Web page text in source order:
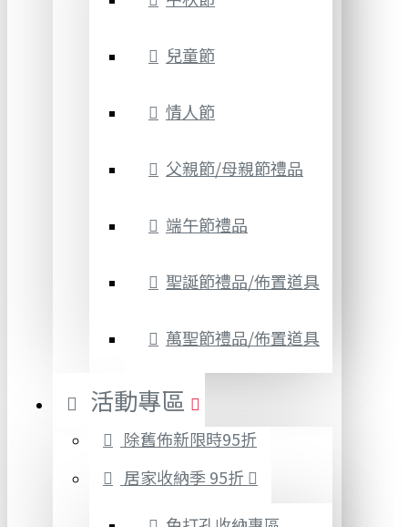
兒童節
情人節
父親節/母親節禮品
端午節禮品
聖誕節禮品/佈置道具
萬聖節禮品/佈置道具
活動專區
除舊佈新限時95折
居家收納季 95折